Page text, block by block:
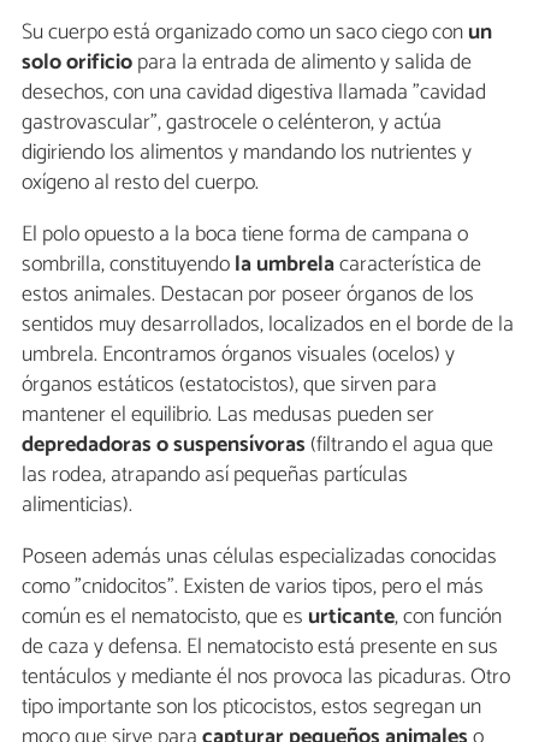
Su cuerpo está organizado como un saco ciego conun
solo orificiopara la entrada de alimento y salida de
desechos, con una cavidad digestiva llamada "cavidad
gastrovascular", gastrocele o celénteron, y actúa
digiriendo los alimentos y mandando los nutrientes y
oxígeno al resto del cuerpo.
El polo opuesto a la boca tiene forma de campana o
sombrilla, constituyendola umbrelacaracterística de
estos animales. Destacan por poseer órganos de los
sentidos muy desarrollados, localizados en el borde de la
umbrela. Encontramos órganos visuales (ocelos) y
órganos estáticos (estatocistos), que sirven para
mantener el equilibrio. Las medusas pueden ser
depredadoras o suspensívoras (filtrando el agua que
las rodea, atrapando así pequeñas partículas
alimenticias).
Poseen además unas células especializadas conocidas
como "cnidocitos". Existen de varios tipos, pero el más
común es el nematocisto, que es urticante, con función
de caza y defensa. El nematocisto está presente en sus
tentáculos y mediante él nos provoca las picaduras. Otro
tipo importante son los pticocistos, estos segregan un